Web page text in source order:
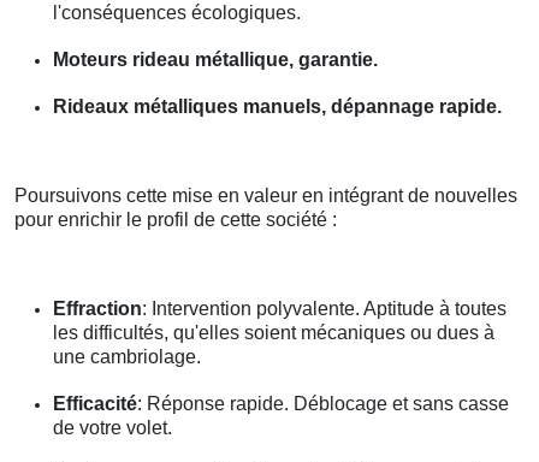
l'conséquences écologiques.
Moteurs rideau métallique, garantie.
Rideaux métalliques manuels, dépannage rapide.
Poursuivons cette mise en valeur en intégrant de nouvelles
pour enrichir le profil de cette société :
Effraction: Intervention polyvalente. Aptitude à toutes
les difficultés, qu'elles soient mécaniques ou dues à
une cambriolage.
Efficacité: Réponse rapide. Déblocage et sans casse
de votre volet.